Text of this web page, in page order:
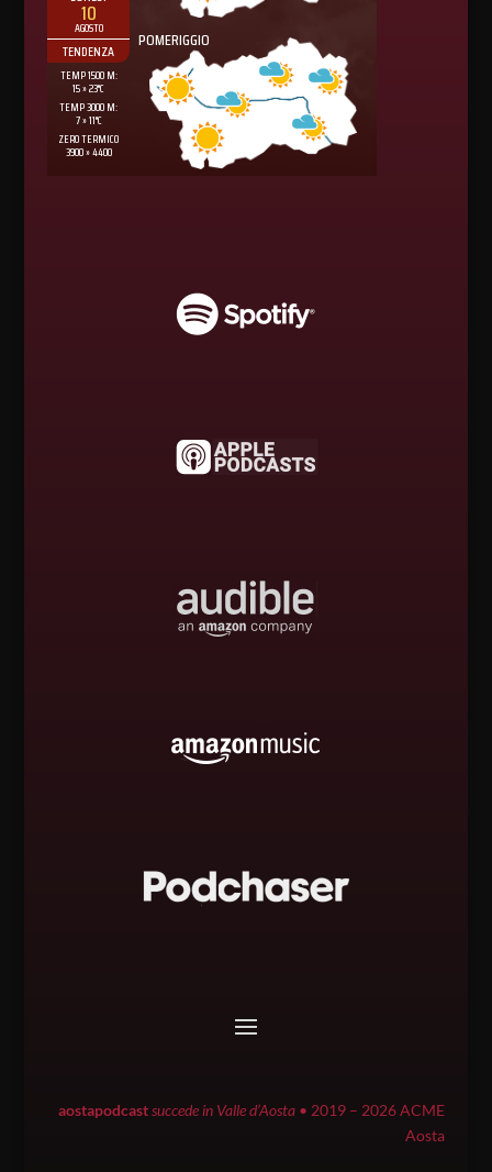
aostapodcast succede in Valle d’Aosta • 2019 – 2026 ACME
Aosta